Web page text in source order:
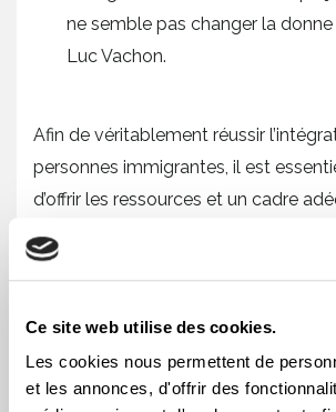
Ce site web utilise des cookies.
Les cookies nous permettent de
et les annonces, d'offrir des
ne semble pas changer la donne
Luc Vachon.
Afin de véritablement réussir
personnes immigrantes, il est
d’offrir les ressources et un cadre
financé, accessible sur tout le
suffisamment flexible. Au contraire,
l’accès à des services publics soit
personnes immigrantes.